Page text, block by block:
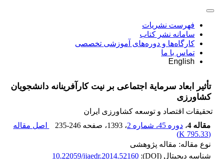
فهرست نشریات
سامانه نشر کتاب
کارگاه‌ها و دوره‌های آموزشی تخصصی
تماس با ما
English
تأثیر ابعاد سرمایة اجتماعی بر نیت کارآفرینانه دانشجویان
کشاورزی
تحقیقات اقتصاد و توسعه کشاورزی ایران
مقاله 4
، دوره 45، شماره 2 ، 1393 ، صفحه 235-246
اصل مقاله
(
795.33 K
)
نوع مقاله: مقاله پژوهشی
شناسه دیجیتال (DOI):
10.22059/ijaedr.2014.52160